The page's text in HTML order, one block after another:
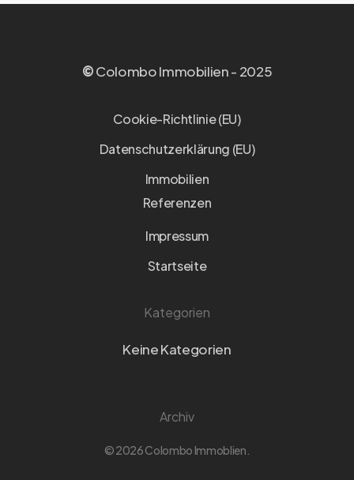
©Colombo Immobilien - 2025
Cookie-Richtlinie (EU)
Datenschutzerklärung (EU)
Immobilien
Referenzen
Impressum
Startseite
Kategorien
Keine Kategorien
Archiv
© 2026 Colombo Immoblien.